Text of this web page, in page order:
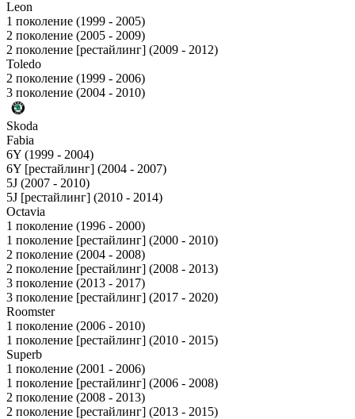
Leon
1 поколение (1999 - 2005)
2 поколение (2005 - 2009)
2 поколение [рестайлинг] (2009 - 2012)
Toledo
2 поколение (1999 - 2006)
3 поколение (2004 - 2010)
Skoda
Fabia
6Y (1999 - 2004)
6Y [рестайлинг] (2004 - 2007)
5J (2007 - 2010)
5J [рестайлинг] (2010 - 2014)
Octavia
1 поколение (1996 - 2000)
1 поколение [рестайлинг] (2000 - 2010)
2 поколение (2004 - 2008)
2 поколение [рестайлинг] (2008 - 2013)
3 поколение (2013 - 2017)
3 поколение [рестайлинг] (2017 - 2020)
Roomster
1 поколение (2006 - 2010)
1 поколение [рестайлинг] (2010 - 2015)
Superb
1 поколение (2001 - 2006)
1 поколение [рестайлинг] (2006 - 2008)
2 поколение (2008 - 2013)
2 поколение [рестайлинг] (2013 - 2015)